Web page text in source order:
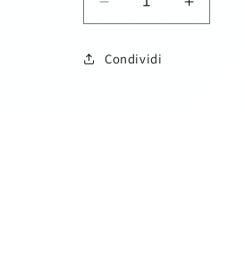
Diminuisci
quantità
Set
quantità
Condividi